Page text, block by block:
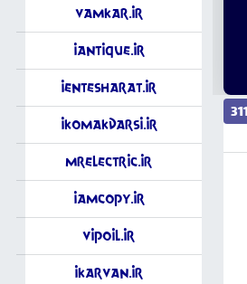
VamKar.ir
iAntique.ir
iEntesharat.ir
iKomakDarsi.ir
MrElectric.ir
iAmCopy.ir
vipOil.ir
iKarvan.ir